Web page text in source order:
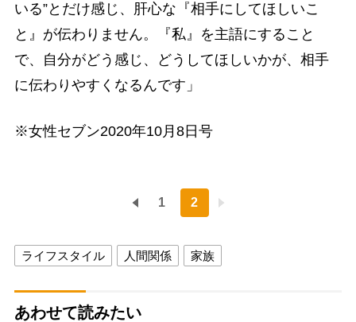
いる”とだけ感じ、肝心な『相手にしてほしいこ
と』が伝わりません。『私』を主語にすること
で、自分がどう感じ、どうしてほしいかが、相手
に伝わりやすくなるんです」
※女性セブン2020年10月8日号
1 2
ライフスタイル 人間関係 家族
あわせて読みたい